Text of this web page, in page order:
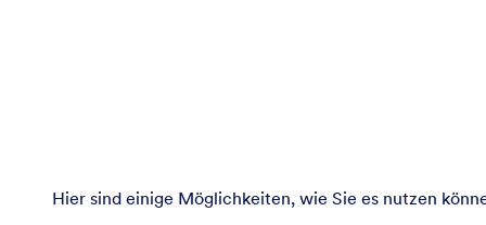
Hier sind einige Möglichkeiten, wie Sie es nutzen